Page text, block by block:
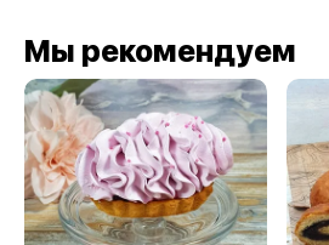
Мы рекомендуем